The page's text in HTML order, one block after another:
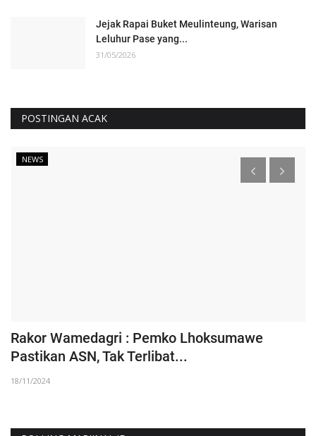
Jejak Rapai Buket Meulinteung, Warisan
Leluhur Pase yang...
31/05/2026
POSTINGAN ACAK
NEWS
Rakor Wamedagri : Pemko Lhoksumawe
Pastikan ASN, Tak Terlibat...
18/11/2024